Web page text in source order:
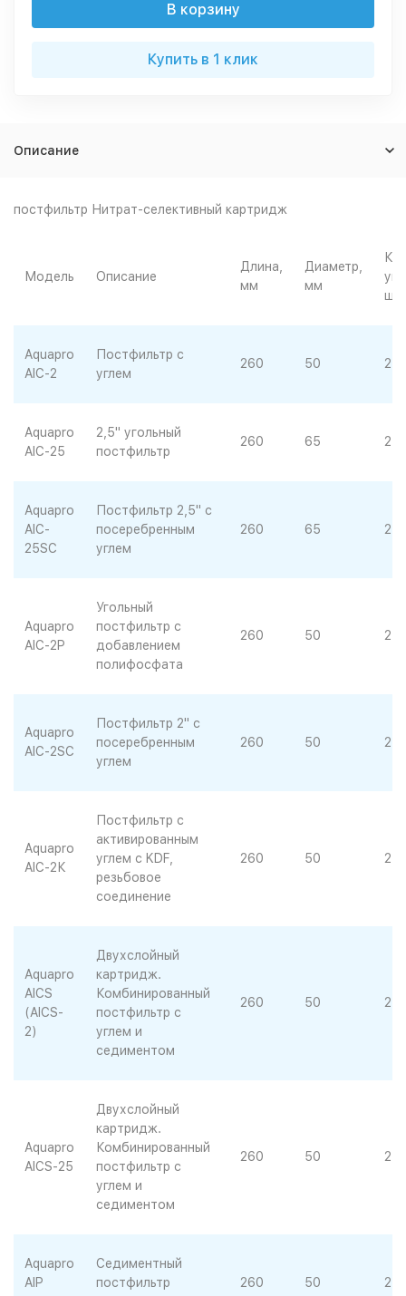
В корзину
Купить в 1 клик
Описание
постфильтр Нитрат-селективный картридж
Модель Описание
Длина,
мм
Диаметр,
мм
шт.
Aquapro
AIC-2
Постфильтр с
углем
260 50 25
Aquapro
AIC-25
2,5" угольный
постфильтр
260 65 24
Aquapro
AIC-
25SC
Постфильтр 2,5" с
посеребренным
углем
260 65 24
Aquapro
AIC-2P
Угольный
постфильтр с
добавлением
полифосфата
260 50 25
Aquapro
AIC-2SC
Постфильтр 2" с
посеребренным
углем
260 50 24
Aquapro
AIC-2К
Постфильтр с
активированным
углем с KDF,
резьбовое
соединение
260 50 25
Aquapro
AICS
(AICS-
2)
Двухслойный
картридж.
Комбинированный
постфильтр с
углем и
седиментом
260 50 25
Aquapro
AICS-25
Двухслойный
картридж.
Комбинированный
постфильтр с
углем и
седиментом
260 50 25
Aquapro
AIP
Седиментный
постфильтр
260 50 25